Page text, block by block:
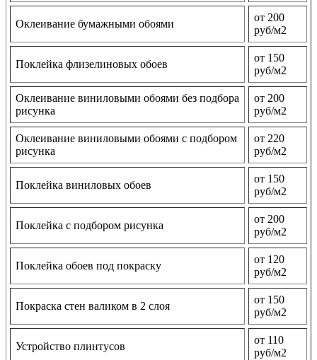
Оклеивание бумажными обоями
от 200
руб/м2
Поклейка флизелиновых обоев
от 150
руб/м2
Оклеивание виниловыми обоями без подбора
рисунка
от 200
руб/м2
Оклеивание виниловыми обоями с подбором
рисунка
от 220
руб/м2
Поклейка виниловых обоев
от 150
руб/м2
Поклейка с подбором рисунка
от 200
руб/м2
Поклейка обоев под покраску
от 120
руб/м2
Покраска стен валиком в 2 слоя
от 150
руб/м2
Устройство плинтусов
от 110
руб/м2